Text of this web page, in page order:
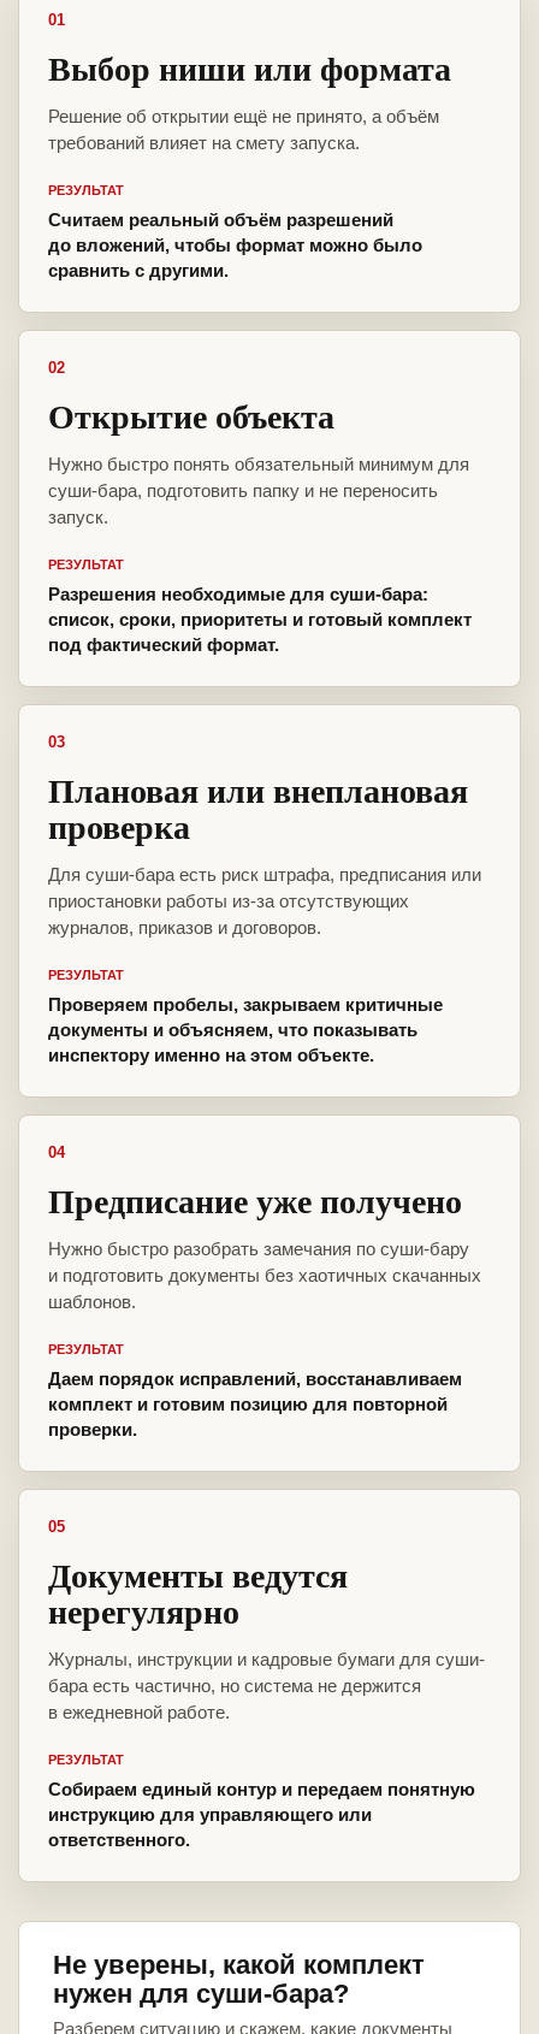
01
Выбор ниши или формата
Решение об открытии ещё не принято, а объём
требований влияет на смету запуска.
РЕЗУЛЬТАТ
Считаем реальный объём разрешений
до вложений, чтобы формат можно было
сравнить с другими.
02
Открытие объекта
Нужно быстро понять обязательный минимум для
суши-бара, подготовить папку и не переносить
запуск.
РЕЗУЛЬТАТ
Разрешения необходимые для суши-бара:
список, сроки, приоритеты и готовый комплект
под фактический формат.
03
Плановая или внеплановая
проверка
Для суши-бара есть риск штрафа, предписания или
приостановки работы из-за отсутствующих
журналов, приказов и договоров.
РЕЗУЛЬТАТ
Проверяем пробелы, закрываем критичные
документы и объясняем, что показывать
инспектору именно на этом объекте.
04
Предписание уже получено
Нужно быстро разобрать замечания по суши-бару
и подготовить документы без хаотичных скачанных
шаблонов.
РЕЗУЛЬТАТ
Даем порядок исправлений, восстанавливаем
комплект и готовим позицию для повторной
проверки.
05
Документы ведутся
нерегулярно
Журналы, инструкции и кадровые бумаги для суши-
бара есть частично, но система не держится
в ежедневной работе.
РЕЗУЛЬТАТ
Собираем единый контур и передаем понятную
инструкцию для управляющего или
ответственного.
Не уверены, какой комплект
нужен для суши-бара?
Разберем ситуацию и скажем, какие документы